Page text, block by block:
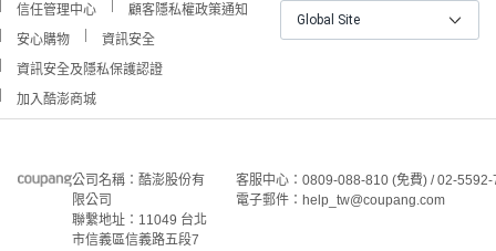
信任管理中心
顧客隱私權政策通知
安心購物
資訊安全
資訊安全及隱私保護認證
加入酷澎商城
Global Site
公司名稱：酷澎股份有
限公司
聯繫地址：11049 台北
市信義區信義路五段7
客服中心：0809-088-810 (免費) / 02-
電子郵件：help_tw@coupang.com